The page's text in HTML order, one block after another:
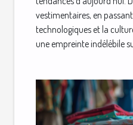
vestimentaires, en
technologiques et la
une empreinte indélébile